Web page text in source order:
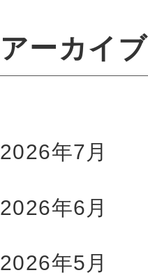
アーカイブ
2026年7月
2026年6月
2026年5月